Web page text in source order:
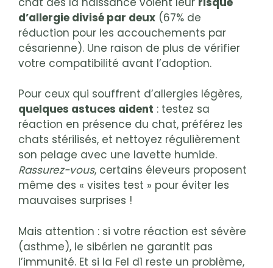
d’allergie divisé par deux (67% de
réduction pour les accouchements par
césarienne). Une raison de plus de vérifier
votre compatibilité avant l’adoption.
Pour ceux qui souffrent d’allergies légères,
quelques astuces aident : testez sa
réaction en présence du chat, préférez les
chats stérilisés, et nettoyez régulièrement
son pelage avec une lavette humide.
Rassurez-vous, certains éleveurs proposent
même des « visites test » pour éviter les
mauvaises surprises !
Mais attention : si votre réaction est sévère
(asthme), le sibérien ne garantit pas
l’immunité. Et si la Fel d1 reste un problème,